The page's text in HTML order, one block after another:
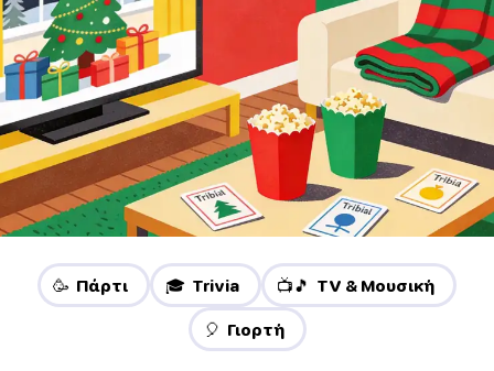
🥳 Πάρτι 🎓 Trivia 📺🎵 TV & Μουσική
🎈 Γιορτή